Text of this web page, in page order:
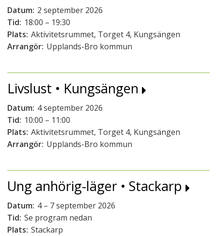
Datum: 2 september 2026
Tid: 18:00 – 19:30
Plats: Aktivitetsrummet, Torget 4, Kungsängen
Arrangör: Upplands-Bro kommun
Livslust • Kungsängen
Datum: 4 september 2026
Tid: 10:00 – 11:00
Plats: Aktivitetsrummet, Torget 4, Kungsängen
Arrangör: Upplands-Bro kommun
Ung anhörig-läger • Stackarp
Datum: 4 – 7 september 2026
Tid: Se program nedan
Plats: Stackarp